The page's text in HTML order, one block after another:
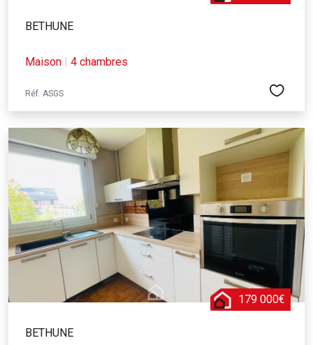
BETHUNE
Maison | 4 chambres
Réf. ASGS
179 000€
BETHUNE